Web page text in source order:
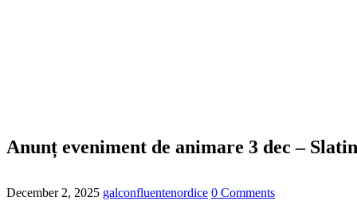
Anunț eveniment de animare 3 dec –
December 2, 2025 galconfluentenordice 0 Comments